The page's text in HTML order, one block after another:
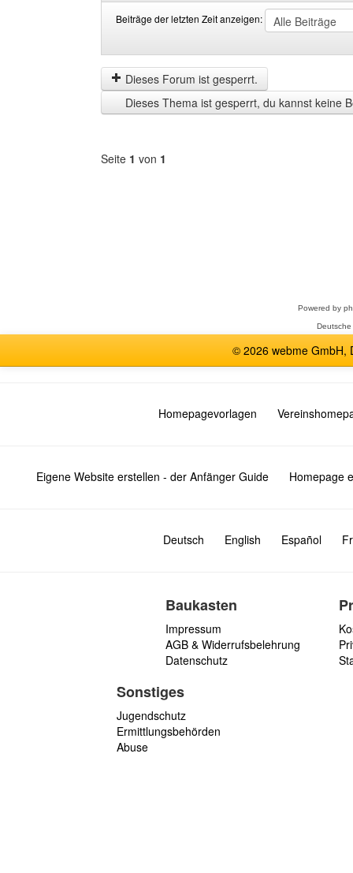
Beiträge der letzten Zeit anzeigen:
der
letzten
Zeit
anzeigen
by
Dieses Forum ist gesperrt.
Dieses Thema ist gesperrt, du kannst keine
Seite 1 von 1
Powered by
© 2026 webme GmbH,
Homepagevorlagen
Eigene Website erstellen - der Anfänger Guide Homepage
Deutsch English Español
Baukasten
Impressum
AGB & Widerrufsbelehrung
Datenschutz
Sonstiges
Jugendschutz
Ermittlungsbehörden
Abuse